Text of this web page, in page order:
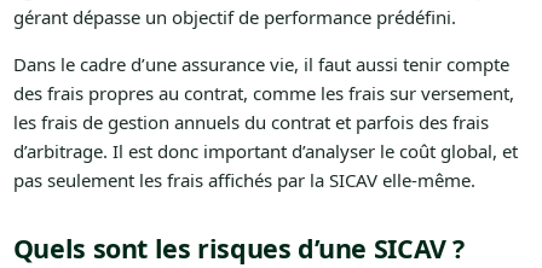
gérant dépasse un objectif de performance prédéfini.
Dans le cadre d’une assurance vie, il faut aussi tenir compte
des frais propres au contrat, comme les frais sur versement,
les frais de gestion annuels du contrat et parfois des frais
d’arbitrage. Il est donc important d’analyser le coût global, et
pas seulement les frais affichés par la SICAV elle-même.
Quels sont les risques d’une SICAV ?